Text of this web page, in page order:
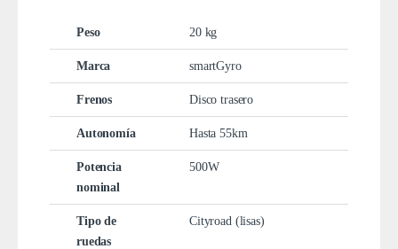
Peso 20 kg
Marca smartGyro
Frenos Disco trasero
Autonomía Hasta 55km
Potencia
nominal
500W
Tipo de
ruedas
Cityroad (lisas)